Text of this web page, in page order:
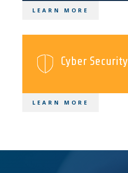
LEARN MORE
Cyber Security
LEARN MORE